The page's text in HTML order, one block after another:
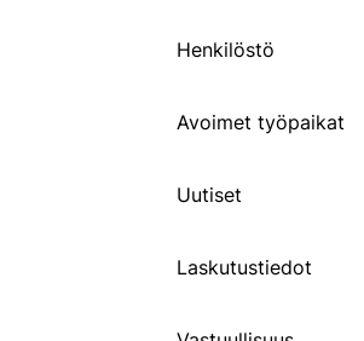
Henkilöstö
Avoimet työpaikat
Uutiset
Laskutustiedot